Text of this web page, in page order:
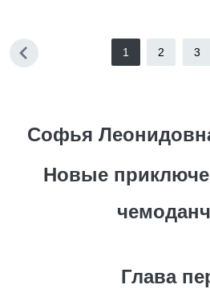
1 2 3
Софья
Новые
Глава